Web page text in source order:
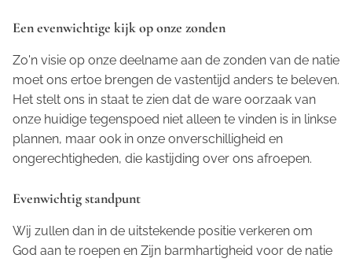
Een evenwichtige kijk op onze zonden
Zo'n visie op onze deelname aan de zonden van de natie
moet ons ertoe brengen de vastentijd anders te beleven.
Het stelt ons in staat te zien dat de ware oorzaak van
onze huidige tegenspoed niet alleen te vinden is in linkse
plannen, maar ook in onze onverschilligheid en
ongerechtigheden, die kastijding over ons afroepen.
Evenwichtig standpunt
Wij zullen dan in de uitstekende positie verkeren om
God aan te roepen en Zijn barmhartigheid voor de natie